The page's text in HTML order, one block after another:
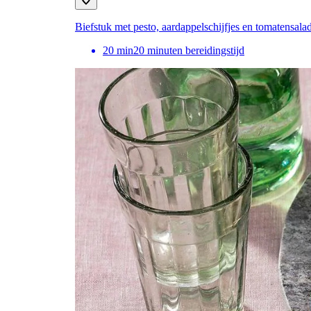
Biefstuk met pesto, aardappelschijfjes en
20 min20 minuten bereidingstijd